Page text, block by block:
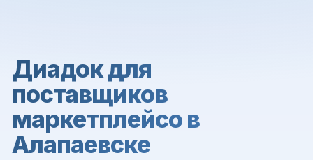
Диадок для
поставщиков
маркетплейсо в
Алапаевске